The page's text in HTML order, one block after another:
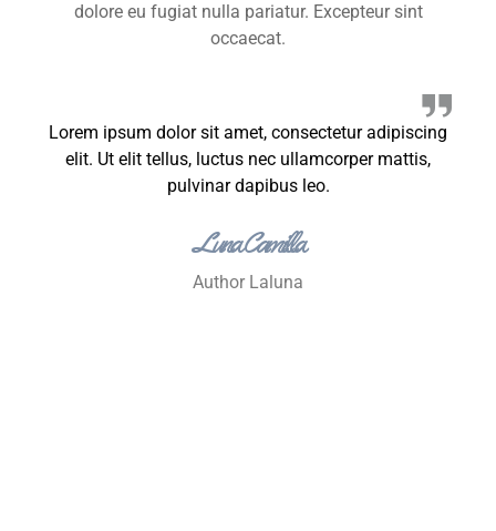
dolore eu fugiat nulla pariatur. Excepteur sint
occaecat.
Lorem ipsum dolor sit amet, consectetur adipiscing
elit. Ut elit tellus, luctus nec ullamcorper mattis,
pulvinar dapibus leo.
Luna Camilla
Author Laluna